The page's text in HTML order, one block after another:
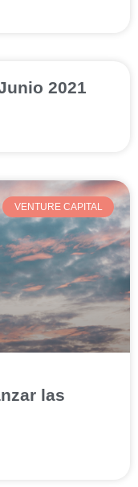
2021
VENTURE CAPITAL
las